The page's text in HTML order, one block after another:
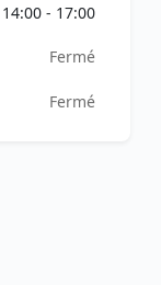
14:00 - 17:00
Fermé
Fermé